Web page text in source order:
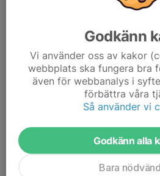
Här hittar ni länk till resultat för 2023:
Godkänn
Vi använder oss av kakor
webbplats ska fungera bra
även för webbanalys i
förbättra våra
Så använder vi
Godkänn alla
Bara